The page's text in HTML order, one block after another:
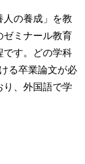
人の養成」を教
ゼミナール教育
です。どの学科
る卒業論文が必
、外国語で学